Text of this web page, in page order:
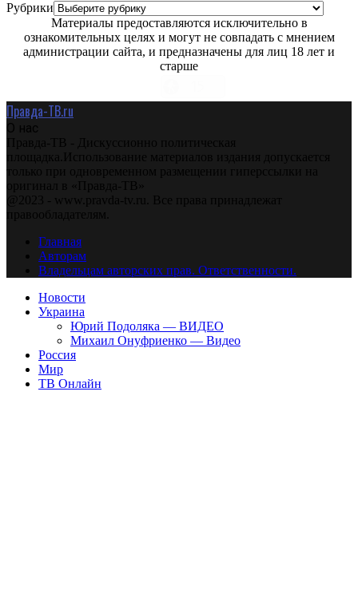
Рубрики
Материалы предоставляются исключительно в
ознакомительных целях и могут не совпадать с мнением
администрации сайта, и предназначены для лиц 18 лет и
старше
Правда-ТВ.ru
О нас
Правда-ТВ - Дискуссионно политическая
площадка.Использование материалов издания допускается
только при одновременном размещении гиперссылки на
оригинал в «Правда-ТВ»
@2023 - www.pravda-tv.ru. Все права принадлежат
правообладателям.
Главная
Авторам
Владельцам авторских прав. Ответственности.
Новости
Украина
Юрий Подоляка — ВИДЕО
Михаил Онуфриенко — Видео
Россия
Мир
ТВ Онлайн